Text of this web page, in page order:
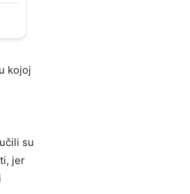
kojoj
su
jer